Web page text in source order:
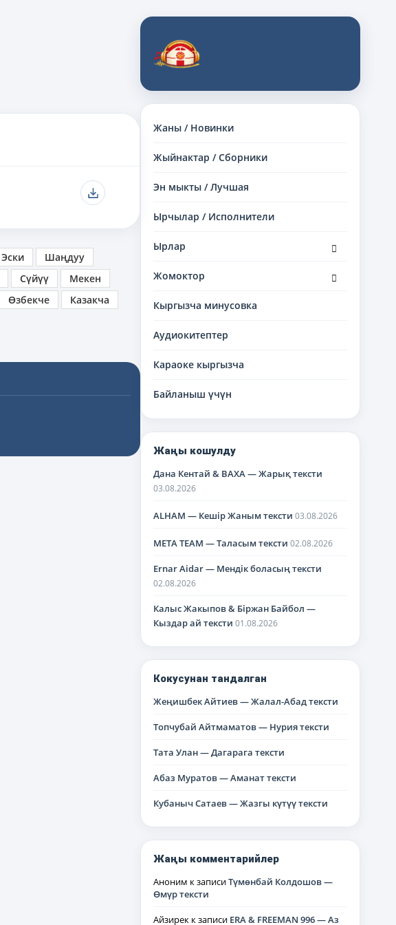
Жаны / Новинки
Жыйнактар / Сборники
Эн мыкты / Лучшая
Ырчылар / Исполнители
Ырлар
дочернее
Жомоктор
дочернее
Кыргызча минусовка
Аудиокитептер
Караоке кыргызча
Байланыш үчүн
Жаңы кошулду
Дана Кентай & BAXA — Жарық тексти
03.08.2026
ALHAM — Кешір Жаным тексти 03.08.2026
META TEAM — Таласым тексти 02.08.2026
Ernar Aidar — Мендік боласың тексти
02.08.2026
Калыс Жакыпов & Біржан Байбол —
Кыздар ай тексти 01.08.2026
Кокусунан тандалган
Жеңишбек Айтиев — Жалал-Абад тексти
Топчубай Айтмаматов — Нурия тексти
Тата Улан — Дагарага тексти
Абаз Муратов — Аманат тексти
Кубаныч Сатаев — Жазгы күтүү тексти
Жаңы комментарийлер
Аноним к записиТүмөнбай Колдошов —
Өмүр тексти
Айзирек к записи ERA & FREEMAN 996 — Аз
Эски
Шаңдуу
Сүйүү
Мекен
Өзбекче
Казакча